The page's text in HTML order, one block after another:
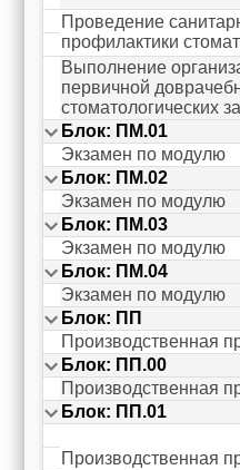
Проведение
профилактики
Выполнение
первичной
стоматологических
Блок: ПМ.01
Экзамен по модулю
Блок: ПМ.02
Экзамен по модулю
Блок: ПМ.03
Экзамен по модулю
Блок: ПМ.04
Экзамен по модулю
Блок: ПП
Производственная
Блок: ПП.00
Производственная
Блок: ПП.01
Производственная